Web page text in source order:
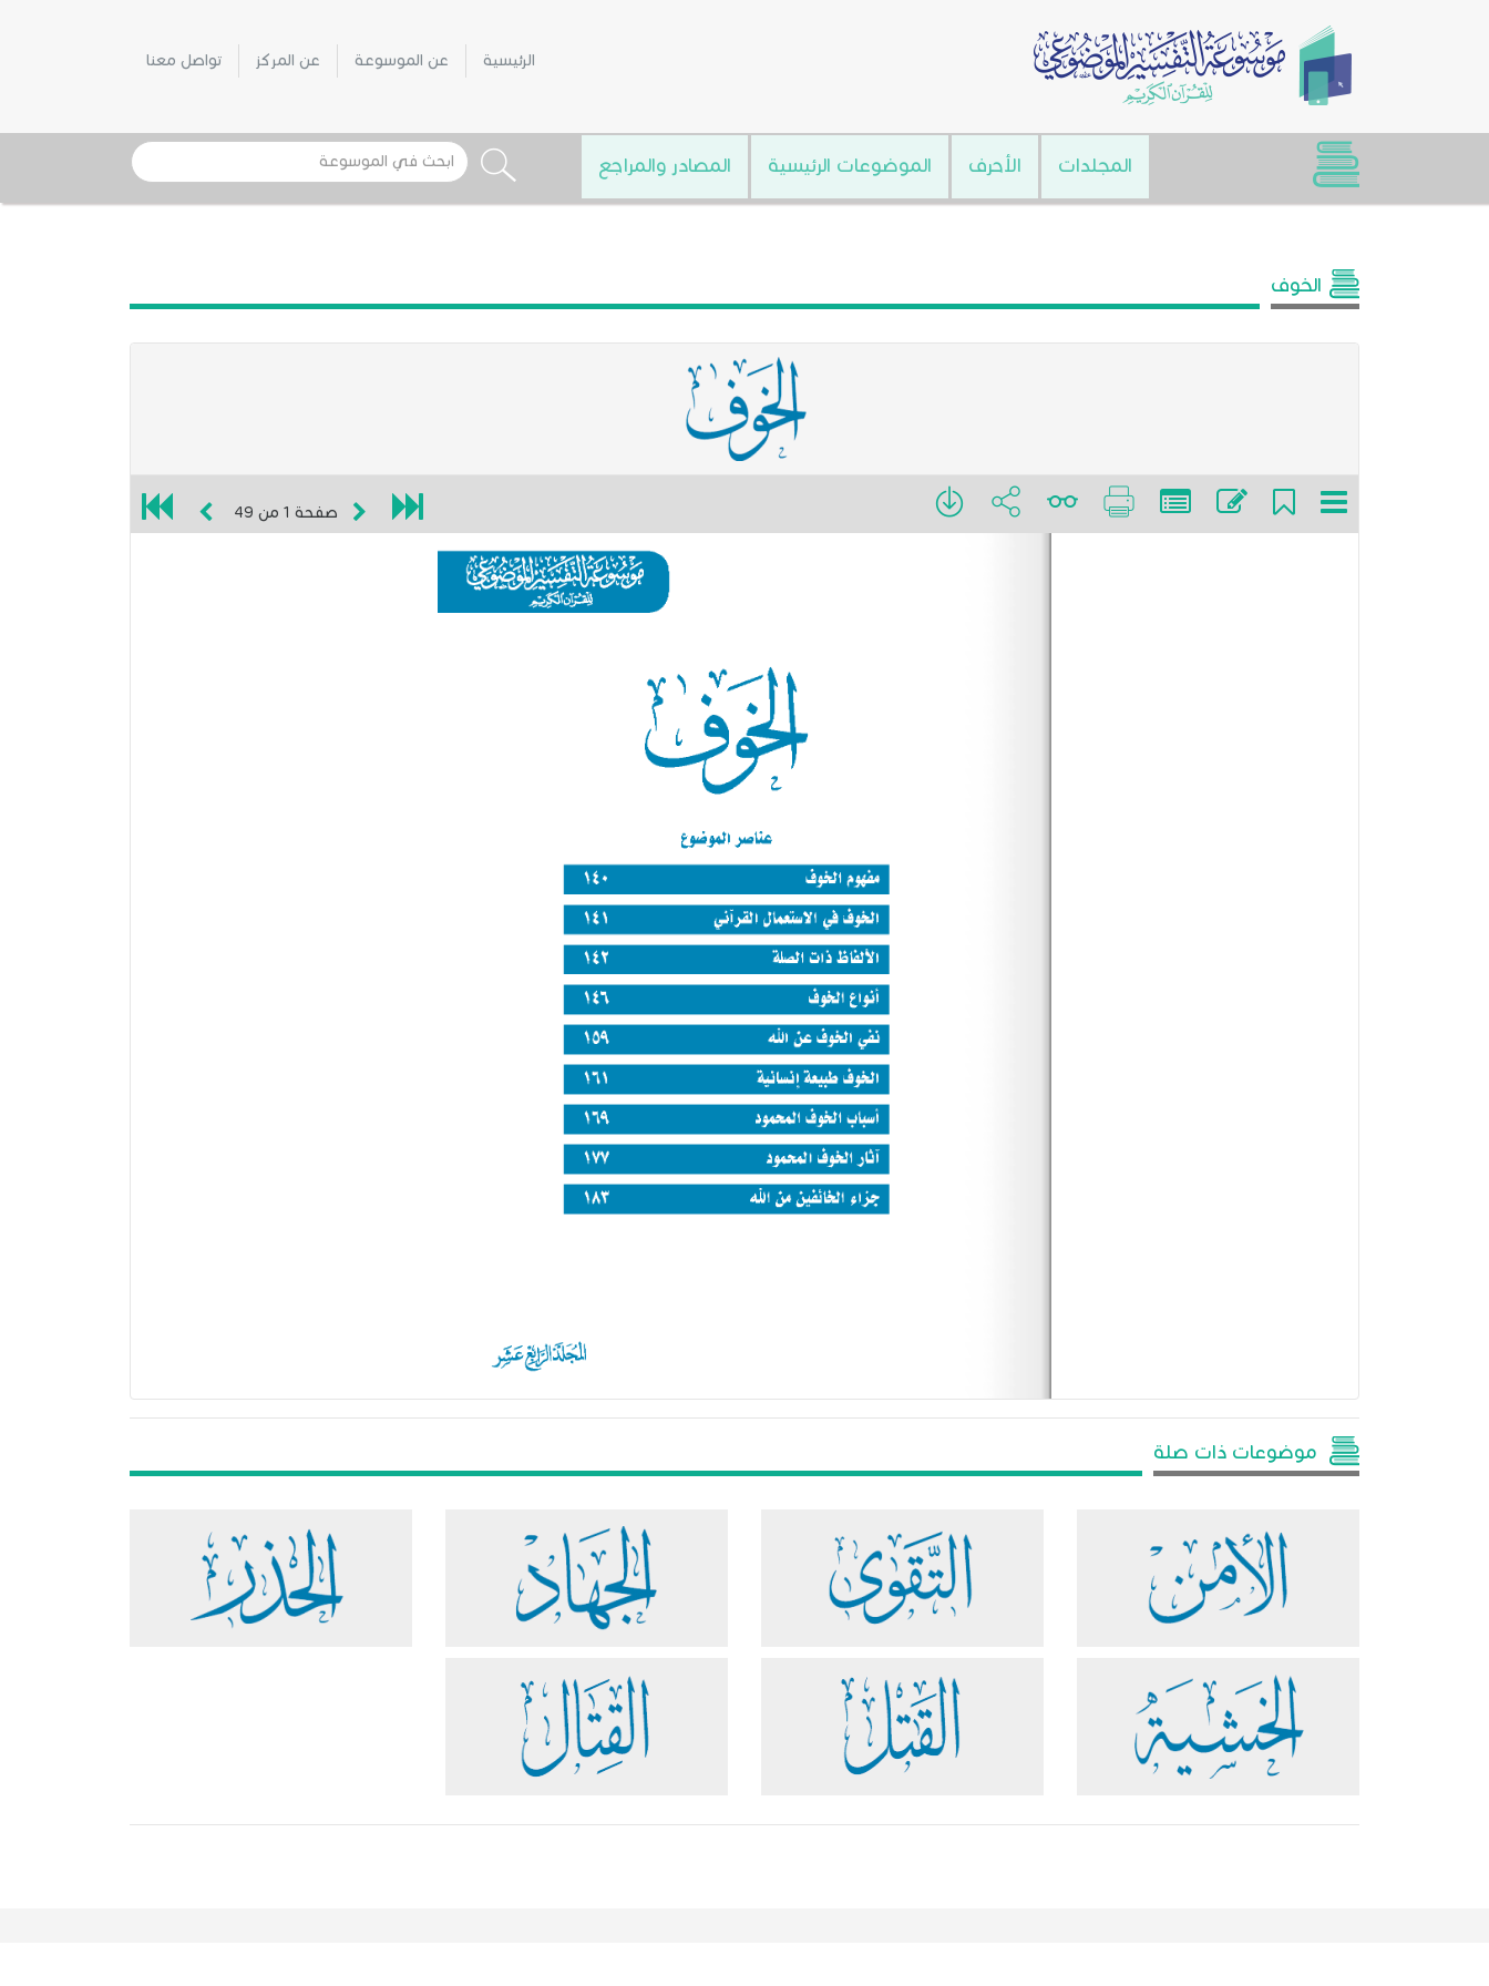
الرئيسية عن الموسوعة عن المركز تواصل معنا
المجلدات الأحرف الموضوعات الرئيسية المصادر والمراجع
الخوف
صفحة 1 من 49
موضوعات ذات صلة